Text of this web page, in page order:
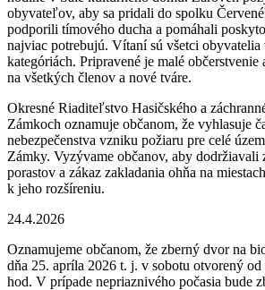
obyvateľov, aby sa pridali do spolku
podporili tímového ducha a pomáhali
najviac potrebujú. Vítaní sú všetci
kategóriách. Pripravené je malé občerstvenie
na všetkých členov a nové tváre.
Okresné Riaditeľstvo Hasičského a
Zámkoch oznamuje občanom, že vyhlasuje
nebezpečenstva vzniku požiaru pre celé
Zámky. Vyzývame občanov, aby dodržiavali
porastov a zákaz zakladania ohňa na
k jeho rozšíreniu.
24.4.2026
Oznamujeme občanom, že zberný dvor na
dňa 25. apríla 2026 t. j. v sobotu otvorený
hod. V prípade nepriaznivého počasia bude